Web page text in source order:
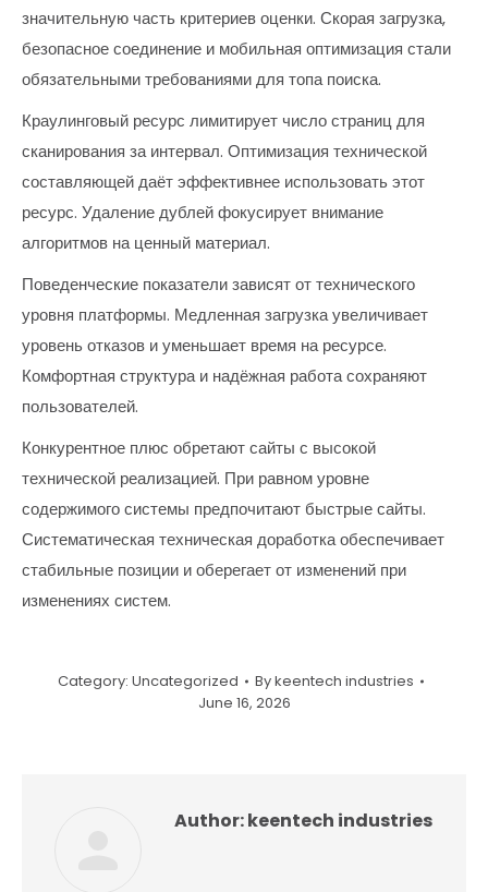
значительную часть критериев оценки. Скорая загрузка,
безопасное соединение и мобильная оптимизация стали
обязательными требованиями для топа поиска.
Краулинговый ресурс лимитирует число страниц для
сканирования за интервал. Оптимизация технической
составляющей даёт эффективнее использовать этот
ресурс. Удаление дублей фокусирует внимание
алгоритмов на ценный материал.
Поведенческие показатели зависят от технического
уровня платформы. Медленная загрузка увеличивает
уровень отказов и уменьшает время на ресурсе.
Комфортная структура и надёжная работа сохраняют
пользователей.
Конкурентное плюс обретают сайты с высокой
технической реализацией. При равном уровне
содержимого системы предпочитают быстрые сайты.
Систематическая техническая доработка обеспечивает
стабильные позиции и оберегает от изменений при
изменениях систем.
Category: Uncategorized Bykeentech industries
June 16, 2026
Author:keentech industries